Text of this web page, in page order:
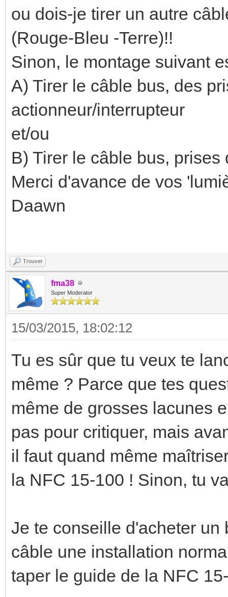
ou dois-je tirer un autre
(Rouge-Bleu -Terre)!!
Sinon, le montage suivant
A) Tirer le câble bus, des
actionneur/interrupteur
et/ou
B) Tirer le câble bus,
Merci d'avance de vos
Daawn
Trouver
fma38
Super Moderator
15/03/2015, 18:02:12
Tu es sûr que tu veux te
même ? Parce que tes
même de grosses lacunes
pas pour critiquer, mais
il faut quand même
la NFC 15-100 ! Sinon, tu
Je te conseille d'acheter
câble une installation
taper le guide de la NFC